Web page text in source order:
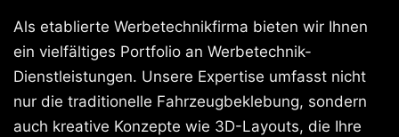
Als etablierte Werbetechnikfirma bieten wir Ihnen
ein vielfältiges Portfolio an Werbetechnik-
Dienstleistungen. Unsere Expertise umfasst nicht
nur die traditionelle Fahrzeugbeklebung, sondern
auch kreative Konzepte wie 3D-Layouts, die Ihre